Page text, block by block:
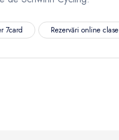
7card Rezervări online clase